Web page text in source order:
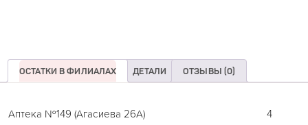
ОСТАТКИ В ФИЛИАЛАХ ДЕТАЛИ ОТЗЫВЫ (0)
Аптека №149 (Агасиева 26А) 4